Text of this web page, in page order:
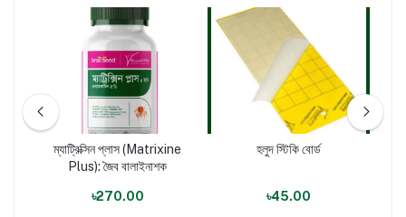
ম্যাট্রিক্সিন প্লাস (Matrixine
Plus): জৈব বালাইনাশক
৳270.00
হলুদ স্টিকি বোর্ড
৳45.00